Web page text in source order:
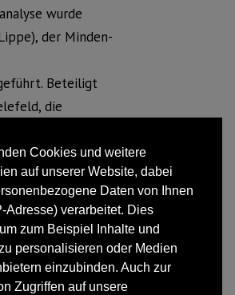
Cookies und weitere
auf unserer Website, dabei
Daten von Ihnen
Adresse) verarbeitet. Dies
zum Beispiel Inhalte und
personalisieren oder Medien
einzubinden. Auch zur
Zugriffen auf unsere
wurde
der Minden-
Beteiligt
die
Lippe zu
Paderborn und
gegen
es um die